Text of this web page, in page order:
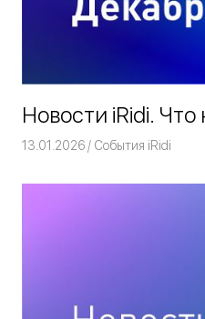
Новости iRidi. Что
13.01.2026 Команда iRidium
События iRidi